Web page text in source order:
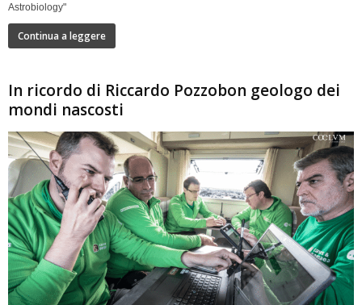
Astrobiology"
Continua a leggere
In ricordo di Riccardo Pozzobon geologo dei
mondi nascosti